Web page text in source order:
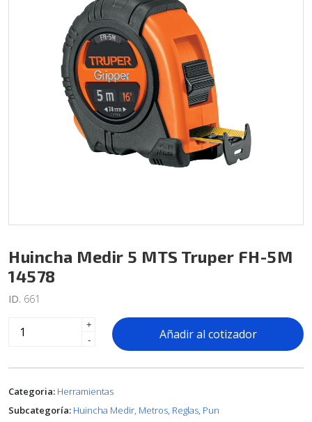
Huincha Medir 5 MTS Truper FH-5M
14578
ID. 661
+
-
Añadir al cotizador
Categoria: Herramientas
Subcategoría: Huincha Medir, Metros, Reglas, Pun